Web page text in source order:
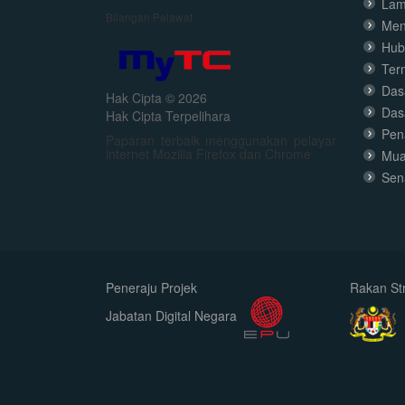
Bilangan Pelawat
Hak Cipta © 2026
Hak Cipta Terpelihara
Paparan terbaik menggunakan pelayar
internet Mozilla Firefox dan Chrome
Peneraju Projek
Jabatan Digital Negara
Rakan